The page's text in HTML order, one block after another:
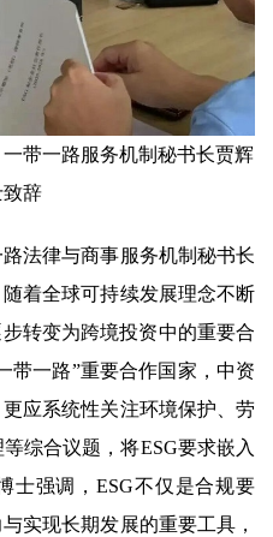
带一路服务机制秘书长贾辉
辞
法律与商事服务机制秘书长
着全球可持续发展理念不断
转变为跨境投资中的重要合
带一路”重要合作国家，中资
应系统性关注环境保护、劳
综合议题，将ESG要求嵌入
士强调，ESG不仅是合规要
实现长期发展的重要工具，